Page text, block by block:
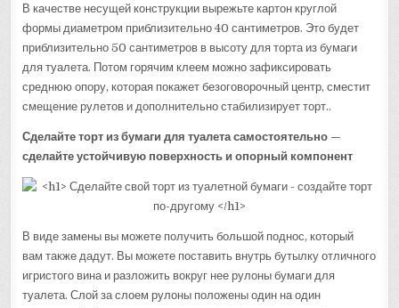
В качестве несущей конструкции вырежьте картон круглой
формы диаметром приблизительно 40 сантиметров. Это будет
приблизительно 50 сантиметров в высоту для торта из бумаги
для туалета. Потом горячим клеем можно зафиксировать
среднюю опору, которая покажет безоговорочный центр, сместит
смещение рулетов и дополнительно стабилизирует торт..
Сделайте торт из бумаги для туалета самостоятельно —
сделайте устойчивую поверхность и опорный компонент
В виде замены вы можете получить большой поднос, который
вам также дадут. Вы можете поставить внутрь бутылку отличного
игристого вина и разложить вокруг нее рулоны бумаги для
туалета. Слой за слоем рулоны положены один на один